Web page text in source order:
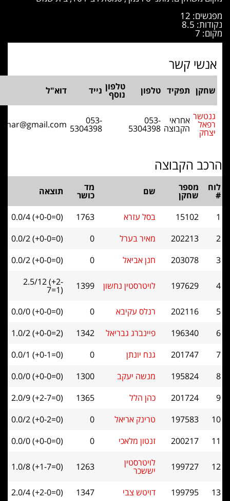
12
קשר
תפקיד טלפון טלפון
נוסף נייד דוא"ל
אחראי
הקבוצה
053-
5304398
5304398
rafigantshar@gmail.com
הקבוצה
מספר
שחקן שם תוצאה
15102 בסל עזרא 1763
0.0/4 (+0-0=0)
202213
מאיר בערל 0
0.0/2 (+0-0=0)
203078
חנן אביאל 0
0.0/2 (+0-0=0)
197629 לויטרסטין נחשון 1399
2.5/12 (+2-
7=1)
202116
רנלס עקיבא 0
0.0/0 (+0-0=0)
196340
פיינברג גבריאל 1342
1.0/2 (+0-0=2)
201747
גנח יונתן
0.0/1 (+0-1=0)
195824
מנשה יעקב 1300
0.0/0 (+0-0=0)
201724
כהן הלל
2.0/9 (+2-7=0)
197583
טרינק אריאל 0
0.0/2 (+0-2=0)
200217
זנטון מלאכי 0
0.0/0 (+0-0=0)
199727 לויטרסטין
יששכר 1.0/8 (+1-7=0)
199795 דויטש צבי 1347
2.0/4 (+2-0=0)